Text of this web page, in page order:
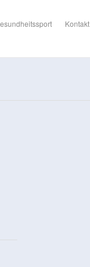
Kontakt